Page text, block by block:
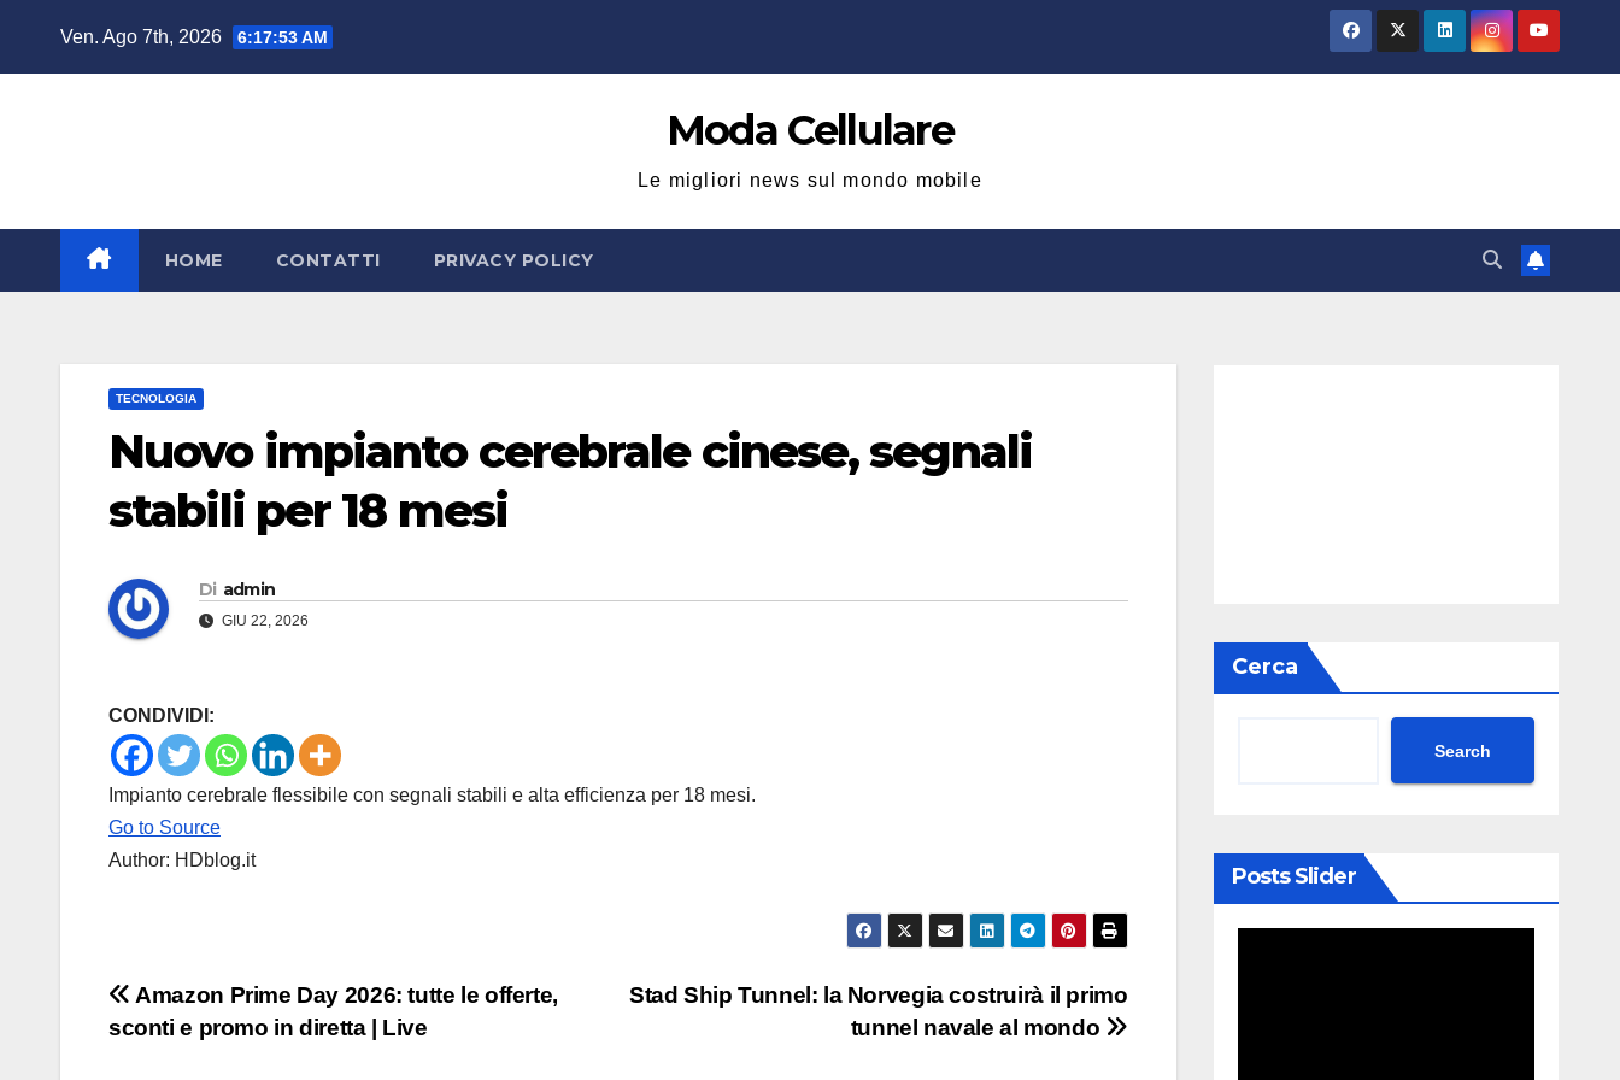
Ven. Ago 7th, 2026 6:17:54 AM
Moda Cellulare
Le migliori news sul mondo mobile
HOME CONTATTI PRIVACY POLICY
TECNOLOGIA
Nuovo impianto cerebrale cinese, segnali
stabili per 18 mesi
Di admin
GIU 22, 2026
CONDIVIDI:
Impianto cerebrale flessibile con segnali stabili e alta efficienza per 18 mesi.
Go to Source
Author: HDblog.it
Navigazione
articoli
Stad Ship Tunnel: la Norvegia costruirà il primo
tunnel navale al mondo
Amazon Prime Day 2026: tutte le offerte,
sconti e promo in diretta | Live
Cerca
Search
Posts Slider